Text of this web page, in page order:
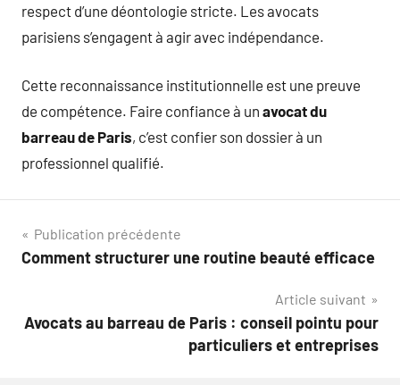
respect d’une déontologie stricte. Les avocats
parisiens s’engagent à agir avec indépendance.
Cette reconnaissance institutionnelle est une preuve
de compétence. Faire confiance à un avocat du
barreau de Paris, c’est confier son dossier à un
professionnel qualifié.
Navigation
de
Publication précédente
Comment structurer une routine beauté efficace
Article suivant
Avocats au barreau de Paris : conseil pointu pour
particuliers et entreprises